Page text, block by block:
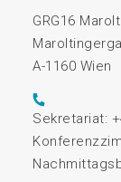
GRG16
A-1160 Wien
Sekretariat: